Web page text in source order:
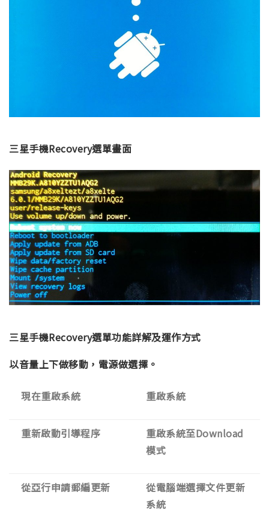
三星手機Recovery選單畫面
三星手機Recovery選單功能詳解及運作方式
以音量上下做移動，電源做選擇。
現在重啟系統 重啟系統
重新啟動引導程序
重啟系統至Download
模式
從亞行申請郵編更新
從電腦端選擇文件更新
系統